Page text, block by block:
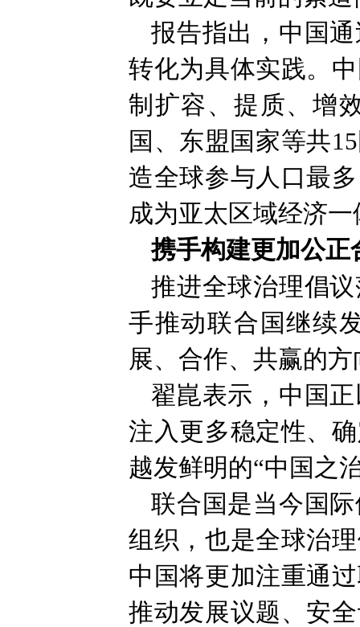
报告指出，中国
转化为具体实践。
制扩容、提质、增
国、东盟国家等共
造全球参与人口最
成为亚太区域经济
携手构建更加公正
推进全球治理倡
手推动联合国继续
展、合作、共赢的
翟崑表示，中国
注入更多稳定性、
越发鲜明的“中国之
联合国是当今国
组织，也是全球治
中国将更加注重通
推动发展议题、安